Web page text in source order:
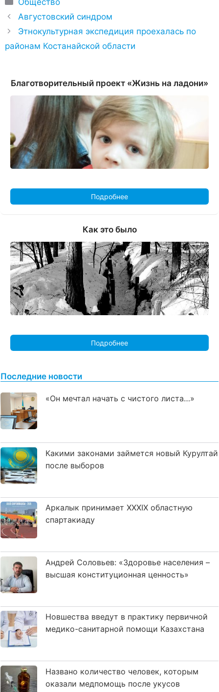
Общество
Августовский синдром
Этнокультурная экспедиция проехалась по
районам Костанайской области
Благотворительный проект «Жизнь на ладони»
Подробнее
Как это было
Подробнее
Последние новости
«Он мечтал начать с чистого листа…»
Какими законами займется новый Курултай
после выборов
Аркалык принимает XXXIX областную
спартакиаду
Андрей Соловьев: «Здоровье населения –
высшая конституционная ценность»
Новшества введут в практику первичной
медико-санитарной помощи Казахстана
Названо количество человек, которым
оказали медпомощь после укусов